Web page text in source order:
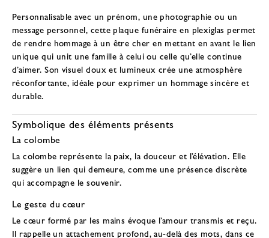
Personnalisable avec un prénom, une photographie ou un
message personnel, cette plaque funéraire en plexiglas permet
de rendre hommage à un être cher en mettant en avant le lien
unique qui unit une famille à celui ou celle qu’elle continue
d’aimer. Son visuel doux et lumineux crée une atmosphère
réconfortante, idéale pour exprimer un hommage sincère et
durable.
Symbolique des éléments présents
La colombe
La colombe représente la paix, la douceur et l’élévation. Elle
suggère un lien qui demeure, comme une présence discrète
qui accompagne le souvenir.
Le geste du cœur
Le cœur formé par les mains évoque l’amour transmis et reçu.
Il rappelle un attachement profond, au-delà des mots, dans ce